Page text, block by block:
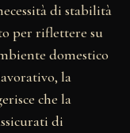
di stabilità
per riflettere su
domestico
la
che la
di